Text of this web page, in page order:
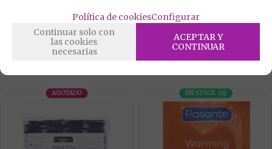
54,95 €
4.00%IVA incluido
RESERVAR
AGOTADO EN STOCK (6)
Política de cookiesConfigurar
Continuar solo con
las cookies
necesarias
ACEPTAR Y
CONTINUAR